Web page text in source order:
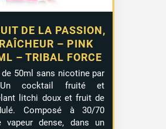
DE LA PASSION,
– PINK
– TRIBAL FORCE
50ml sans nicotine par
cocktail fruité et
litchi doux et fruit de
Composé à 30/70
vapeur dense, dans un